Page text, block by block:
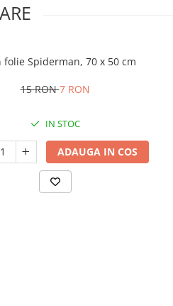
folie Spiderman, 70 x 50 cm
15 RON7 RON
IN STOC
ADAUGA IN COS